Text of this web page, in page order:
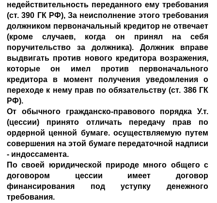
недействительность переданного ему требования
(ст. 390 ГК РФ), За неисполнение этого требования
должником первоначальный кредитор не отвечает
(кроме случаев, когда он принял на себя
поручительство за должника). Должник вправе
выдвигать против нового кредитора возражения,
которые он имел против первоначального
кредитора в момент получения уведомления о
переходе к нему прав по обязательству (ст. 386 ГК
РФ).
От обычного гражданско-правового порядка У.т.
(цессии) принято отличать передачу прав по
ордерной ценной бумаге. осуществляемую путем
совершения на этой бумаге передаточной надписи
- индоссамента.
По своей юридической природе много общего с
договором цессии имеет договор
финансирования под уступку денежного
требования.